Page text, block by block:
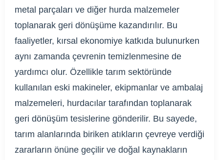
metal parçaları ve diğer hurda malzemeler
toplanarak geri dönüşüme kazandırılır. Bu
faaliyetler, kırsal ekonomiye katkıda bulunurken
aynı zamanda çevrenin temizlenmesine de
yardımcı olur. Özellikle tarım sektöründe
kullanılan eski makineler, ekipmanlar ve ambalaj
malzemeleri, hurdacılar tarafından toplanarak
geri dönüşüm tesislerine gönderilir. Bu sayede,
tarım alanlarında biriken atıkların çevreye verdiği
zararların önüne geçilir ve doğal kaynakların